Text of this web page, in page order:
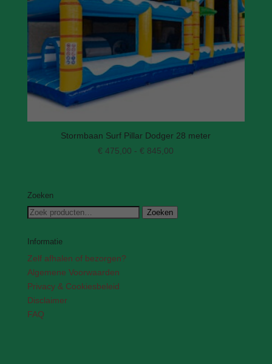
Stormbaan Surf Pillar Dodger 28 meter
€ 475,00 - € 845,00
Zoeken
Zoeken
Zoeken
Informatie
Zelf afhalen of bezorgen?
Algemene Voorwaarden
Privacy & Cookiesbeleid
Disclaimer
FAQ